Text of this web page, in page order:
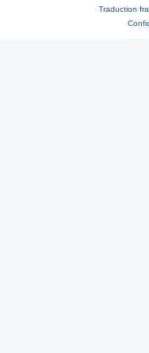
Traduction